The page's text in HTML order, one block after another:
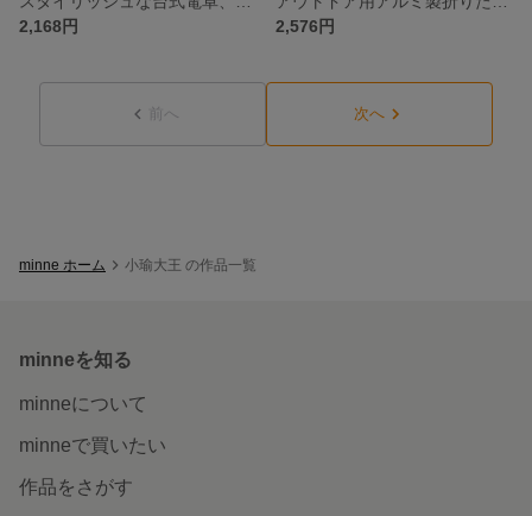
2,168円
2,576円
前へ 次へ
minne ホーム 小瑜大王 の作品一覧
minneを知る
minneについて
minneで買いたい
作品をさがす